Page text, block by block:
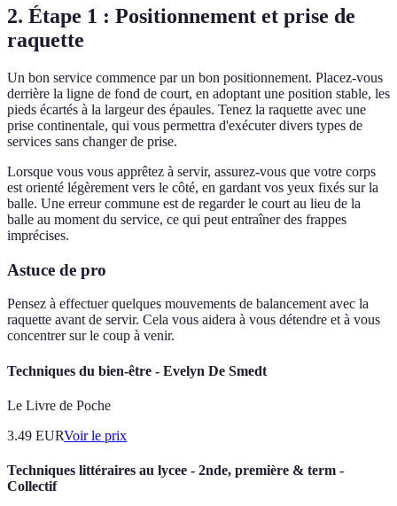
2. Étape 1 : Positionnement et prise de
raquette
Un bon service commence par un bon positionnement. Placez-vous
derrière la ligne de fond de court, en adoptant une position stable, les
pieds écartés à la largeur des épaules. Tenez la raquette avec une
prise continentale, qui vous permettra d'exécuter divers types de
services sans changer de prise.
Lorsque vous vous apprêtez à servir, assurez-vous que votre corps
est orienté légèrement vers le côté, en gardant vos yeux fixés sur la
balle. Une erreur commune est de regarder le court au lieu de la
balle au moment du service, ce qui peut entraîner des frappes
imprécises.
Astuce de pro
Pensez à effectuer quelques mouvements de balancement avec la
raquette avant de servir. Cela vous aidera à vous détendre et à vous
concentrer sur le coup à venir.
Techniques du bien-être - Evelyn De Smedt
Le Livre de Poche
3.49 EURVoir le prix
Techniques littéraires au lycee - 2nde, première & term -
Collectif